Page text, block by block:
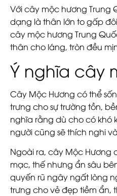
Với cây mộc hương Trung
dạng là thân lớn to gấp
cây mộc hương Trung
thân cho láng, tròn đều
Ý nghĩa cây
Cây Mộc Hương có thể
trưng cho sự trường tồn,
nghĩa rằng dù cho có khó
người cũng sẽ thích nghi
Ngoài ra, cây Mộc Hương
mạc, thế nhưng ẩn sâu
quyến rũ ngây ngất lòng
trưng cho vẻ đẹp tiềm ẩn,